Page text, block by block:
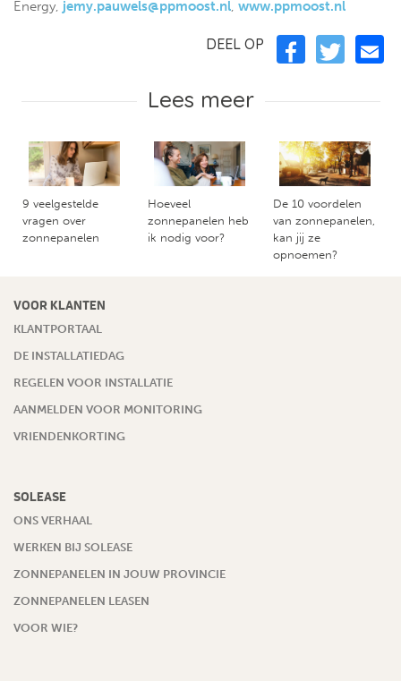
Energy, jemy.pauwels@ppmoost.nl, www.ppmoost.nl
DEEL OP
Lees meer
9 veelgestelde
vragen over
zonnepanelen
Hoeveel
zonnepanelen heb
ik nodig voor?
De 10 voordelen
van zonnepanelen,
kan jij ze
opnoemen?
VOOR KLANTEN
KLANTPORTAAL
DE INSTALLATIEDAG
REGELEN VOOR INSTALLATIE
AANMELDEN VOOR MONITORING
VRIENDENKORTING
SOLEASE
ONS VERHAAL
WERKEN BIJ SOLEASE
ZONNEPANELEN IN JOUW PROVINCIE
ZONNEPANELEN LEASEN
VOOR WIE?